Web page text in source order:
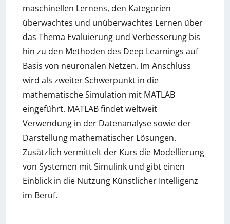
maschinellen Lernens, den Kategorien
überwachtes und unüberwachtes Lernen über
das Thema Evaluierung und Verbesserung bis
hin zu den Methoden des Deep Learnings auf
Basis von neuronalen Netzen. Im Anschluss
wird als zweiter Schwerpunkt in die
mathematische Simulation mit MATLAB
eingeführt. MATLAB findet weltweit
Verwendung in der Datenanalyse sowie der
Darstellung mathematischer Lösungen.
Zusätzlich vermittelt der Kurs die Modellierung
von Systemen mit Simulink und gibt einen
Einblick in die Nutzung Künstlicher Intelligenz
im Beruf.